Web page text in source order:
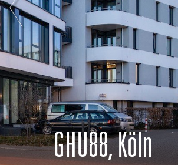
GHU88, Köln